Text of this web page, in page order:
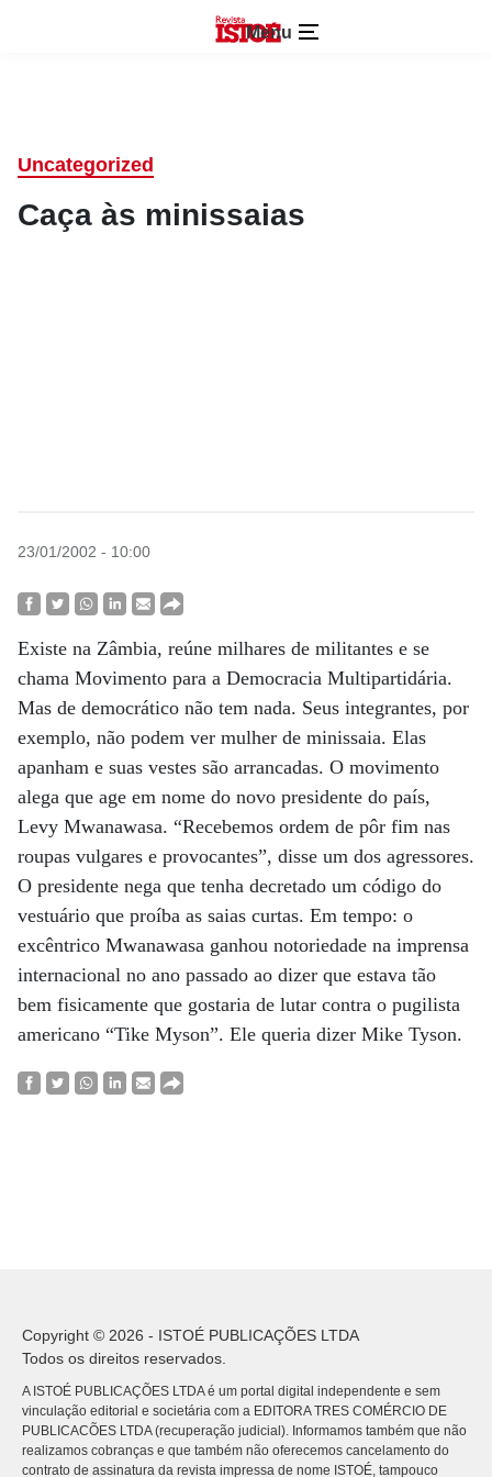
Menu
Uncategorized
Caça às minissaias
23/01/2002 - 10:00
Existe na Zâmbia, reúne milhares de militantes e se
chama Movimento para a Democracia Multipartidária.
Mas de democrático não tem nada. Seus integrantes, por
exemplo, não podem ver mulher de minissaia. Elas
apanham e suas vestes são arrancadas. O movimento
alega que age em nome do novo presidente do país,
Levy Mwanawasa. “Recebemos ordem de pôr fim nas
roupas vulgares e provocantes”, disse um dos agressores.
O presidente nega que tenha decretado um código do
vestuário que proíba as saias curtas. Em tempo: o
excêntrico Mwanawasa ganhou notoriedade na imprensa
internacional no ano passado ao dizer que estava tão
bem fisicamente que gostaria de lutar contra o pugilista
americano “Tike Myson”. Ele queria dizer Mike Tyson.
Copyright © 2026 - ISTOÉ PUBLICAÇÕES LTDA
Todos os direitos reservados.
A ISTOÉ PUBLICAÇÕES LTDA é um portal digital independente e sem
vinculação editorial e societária com a EDITORA TRES COMÉRCIO DE
PUBLICACÕES LTDA (recuperação judicial). Informamos também que não
realizamos cobranças e que também não oferecemos cancelamento do
contrato de assinatura da revista impressa de nome ISTOÉ, tampouco